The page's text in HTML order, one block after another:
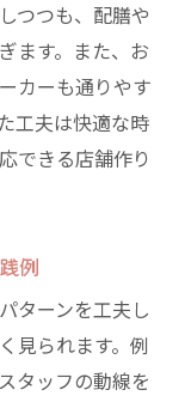
つつも、配膳や
ます。また、お
カーも通りやす
工夫は快適な時
できる店舗作り
例
ターンを工夫し
見られます。例
タッフの動線を